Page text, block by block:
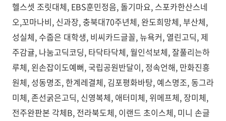
헬스셋 조릿대체, EBS훈민정음, 돌기마요, 스포카한산스네
오,꼬마나비, 신과장, 충북대70주년체, 완도희망체, 부산체,
성실체, 수줍은 대학생, 비씨카드글꼴, 뉴욕커, 열린고딕, 제
주감귤, 나눔고딕코딩, 타닥타닥체, 월인석보체, 잘풀리는하
루체, 왼손잡이도예뻐, 국립공원반달이, 정속언해, 만화진흥
원체, 성동명조, 한계레결체, 김포평화바탕, 예스명조, 동그라
미체, 존선굵은고딕, 신영복체, 애터미체, 위메프체, 장미체,
전주완판본 각체B, 전라북도체, 이랜드 초이스체, 미니 손글